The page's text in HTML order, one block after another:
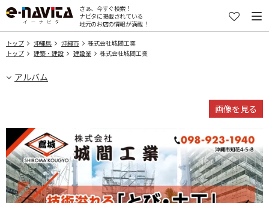
さぁ、今すぐ検索！
ナビタに掲載されている
地元のお店の情報が満載！
トップ 沖縄県 沖縄市
株式会社城間工業
トップ
建築・建設 建設業 株式会社城間工業
アルバム
画像を見る